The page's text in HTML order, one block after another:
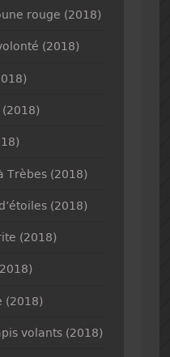
rouge (2018)
(2018)
(2018)
Trèbes (2018)
(2018)
(2018)
(2018)
volants (2018)